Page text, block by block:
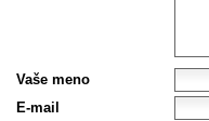
Vaše meno
E-mail